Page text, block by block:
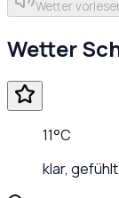
Wetter
Wetter
11°C
klar, gefühlt